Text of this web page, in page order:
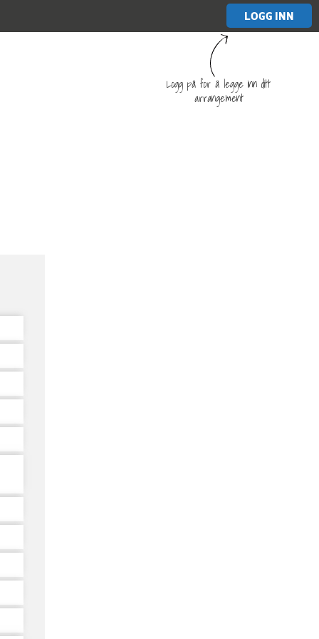
LOGG INN
Logg på for å legge inn ditt
arrangement